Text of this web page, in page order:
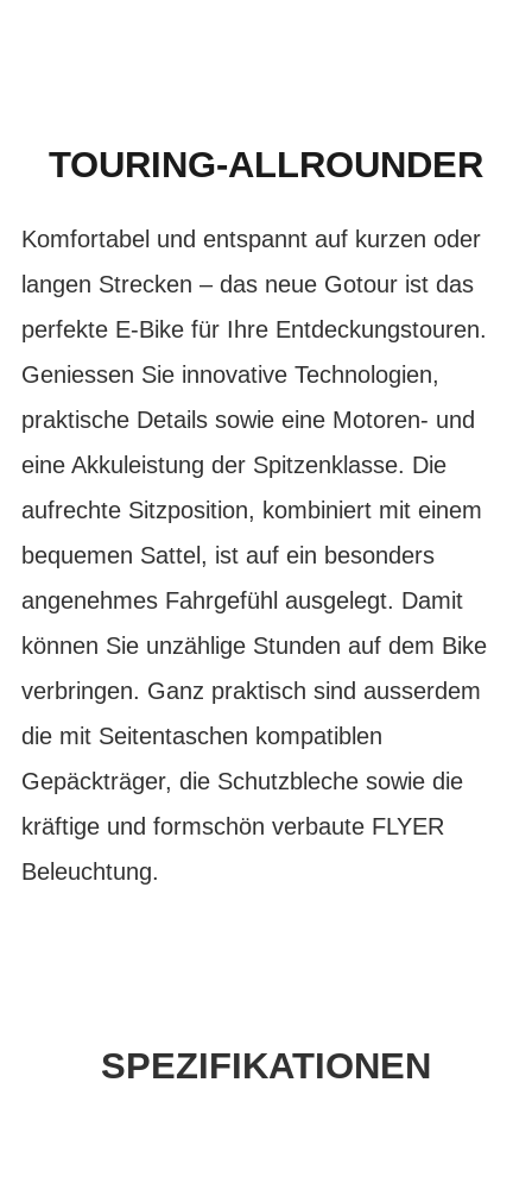
TOURING-ALLROUNDER
Komfortabel und entspannt auf kurzen oder
langen Strecken – das neue Gotour ist das
perfekte E-Bike für Ihre Entdeckungstouren.
Geniessen Sie innovative Technologien,
praktische Details sowie eine Motoren- und
eine Akkuleistung der Spitzenklasse. Die
aufrechte Sitzposition, kombiniert mit einem
bequemen Sattel, ist auf ein besonders
angenehmes Fahrgefühl ausgelegt. Damit
können Sie unzählige Stunden auf dem Bike
verbringen. Ganz praktisch sind ausserdem
die mit Seitentaschen kompatiblen
Gepäckträger, die Schutzbleche sowie die
kräftige und formschön verbaute FLYER
Beleuchtung.
SPEZIFIKATIONEN